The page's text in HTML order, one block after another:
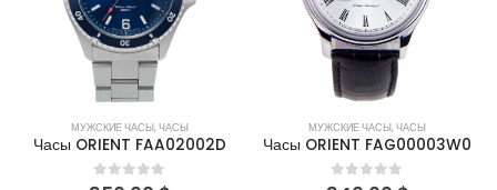
МУЖСКИЕ ЧАСЫ,ЧАСЫ
Часы ORIENT FAA02002D
0out of 5
МУЖСКИЕ ЧАСЫ,ЧАСЫ
Часы ORIENT FAG00003W0
0 out of 5